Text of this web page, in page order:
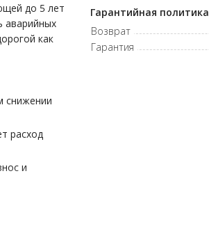
до 5 лет
аварийных
как
снижении
расход
и
Гарантийная политика
Возврат
Гарантия